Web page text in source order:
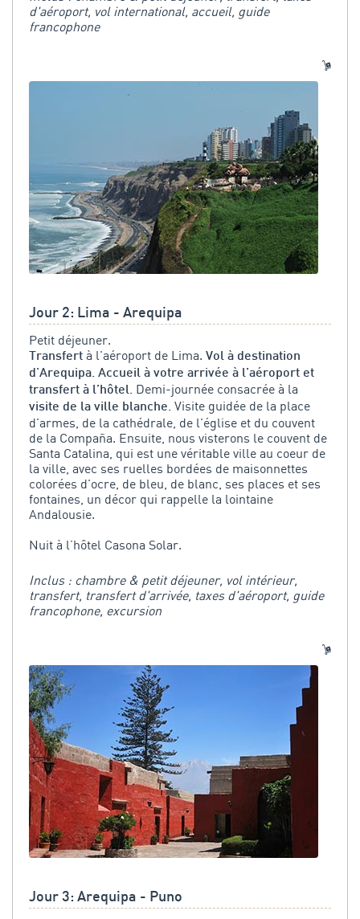
d'aéroport, vol international, accueil, guide
francophone
Jour 2: Lima - Arequipa
Petit déjeuner.
Transfert à l'aéroport de Lima. Vol à destination
d'Arequipa. Accueil à votre arrivée à l’aéroport et
transfert à l’hôtel. Demi-journée consacrée à la
visite de la ville blanche. Visite guidée de la place
d'armes, de la cathédrale, de l'église et du couvent
de la Compaña. Ensuite, nous visterons le couvent de
Santa Catalina, qui est une véritable ville au coeur de
la ville, avec ses ruelles bordées de maisonnettes
colorées d'ocre, de bleu, de blanc, ses places et ses
fontaines, un décor qui rappelle la lointaine
Andalousie.
Nuit à l’hôtel Casona Solar.
Inclus : chambre & petit déjeuner, vol intérieur,
transfert, transfert d'arrivée, taxes d'aéroport, guide
francophone, excursion
Jour 3: Arequipa - Puno